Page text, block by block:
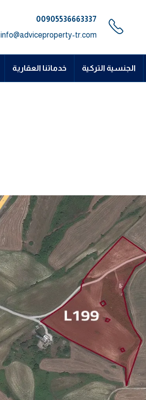
00905536663337⁩
info@adviceproperty-tr.com
الجنسية التركية خدماتنا العقارية